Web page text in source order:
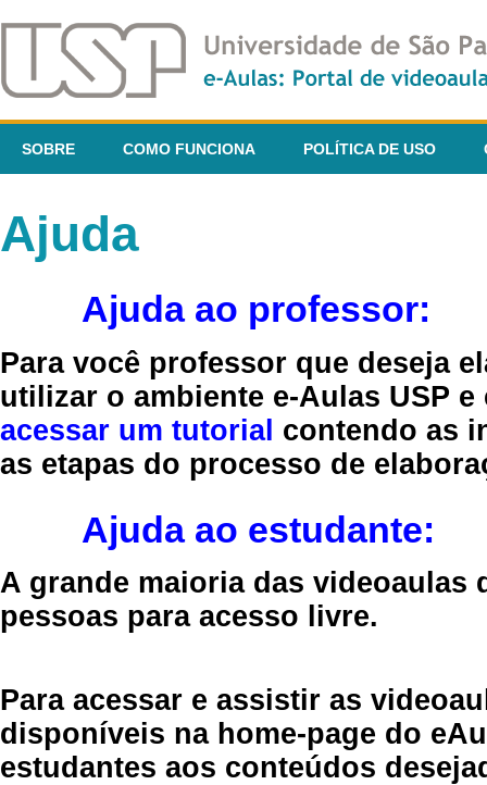
SOBRE COMO FUNCIONA POLÍTICA DE USO
Ajuda
Ajuda ao professor:
Para você professor que deseja
utilizar o ambiente e-Aulas USP
acessar um tutorial contendo as
as etapas do processo de
Ajuda ao estudante:
A grande maioria das videoaulas
pessoas para acesso livre.
Para acessar e assistir as
disponíveis na home-page do
estudantes aos conteúdos